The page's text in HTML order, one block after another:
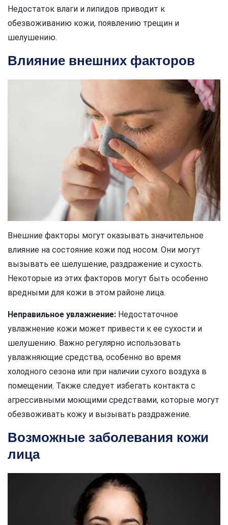
Недостаток влаги и липидов приводит к
обезвоживанию кожи, появлению трещин и
шелушению.
Влияние внешних факторов
Внешние факторы могут оказывать значительное
влияние на состояние кожи под носом. Они могут
вызывать ее шелушение, раздражение и сухость.
Некоторые из этих факторов могут быть особенно
вредными для кожи в этом районе лица.
Неправильное увлажнение: Недостаточное
увлажнение кожи может привести к ее сухости и
шелушению. Важно регулярно использовать
увлажняющие средства, особенно во время
холодного сезона или при наличии сухого воздуха в
помещении. Также следует избегать контакта с
агрессивными моющими средствами, которые могут
обезвоживать кожу и вызывать раздражение.
Возможные заболевания кожи
лица